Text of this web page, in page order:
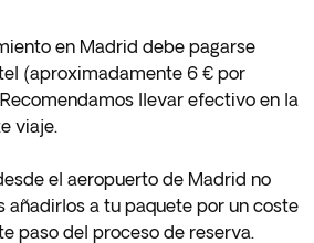
en Madrid debe pagarse
(aproximadamente 6 € por
llevar efectivo en la
viaje.
el aeropuerto de Madrid no
añadirlos a tu paquete por un coste
paso del proceso de reserva.